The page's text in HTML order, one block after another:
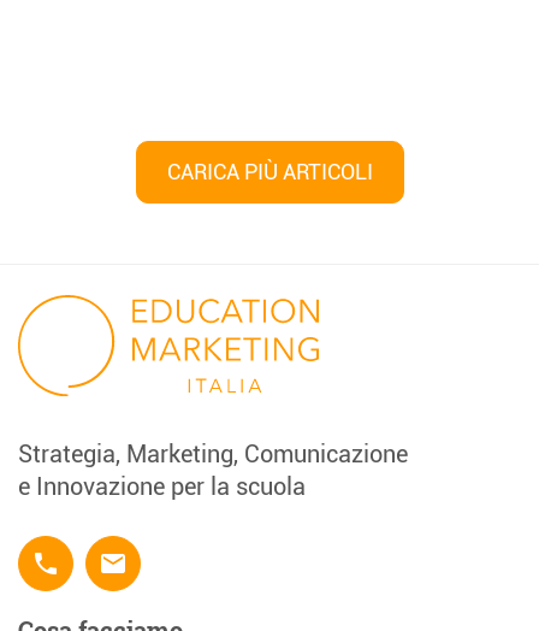
articoli
CARICA PIÙ ARTICOLI
Strategia, Marketing, Comunicazione
e Innovazione per la scuola
phone email